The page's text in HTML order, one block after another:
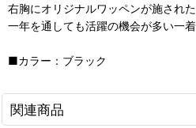
右胸にオリジナルワッペンが施され
一年を通しても活躍の機会が多い一着
■カラー：ブラック
関連商品